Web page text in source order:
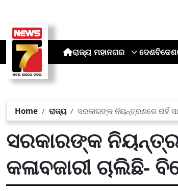
ରାଜ୍ୟ ମହାନଗର ଦେଶବିଦେଶ
Home ରାଜ୍ୟ ସରକାରଙ୍କ ନିୟନ୍ତ୍ରଣରେ ନାହିଁ
ସରକାରଙ୍କ
କଳାବଜାରୀ ଚାଲିଛି-